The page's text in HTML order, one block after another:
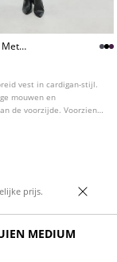
Met
vest in cardigan-stijl.
mouwen en
de voorzijde. Voorzien
prijs.
MEDIUM